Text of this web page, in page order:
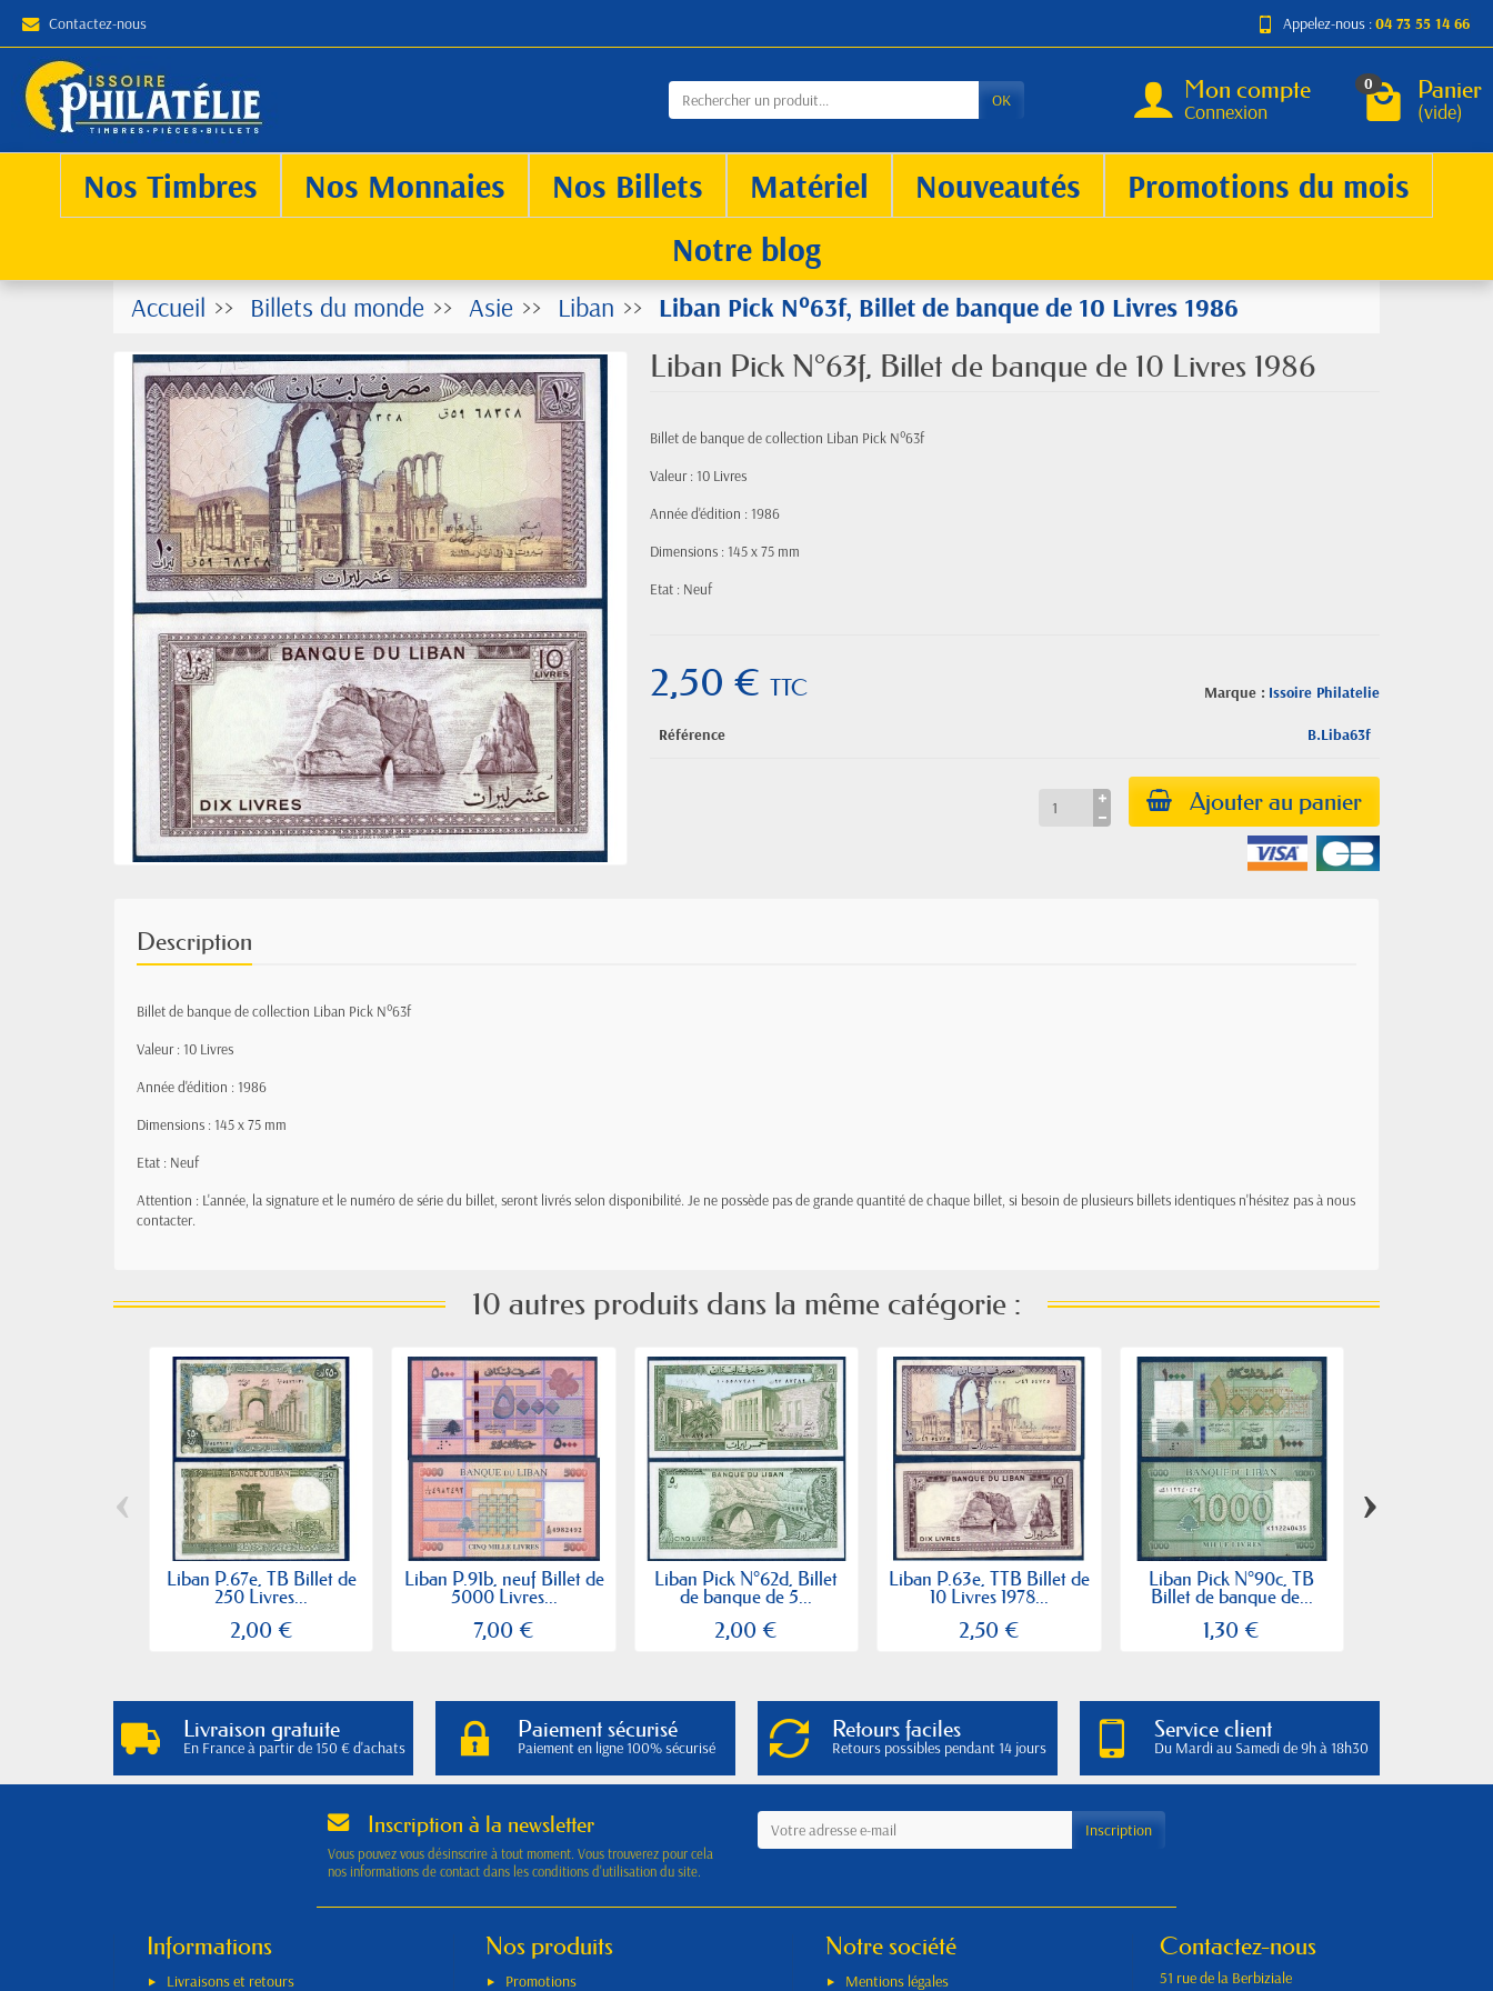
Contactez-nous Appelez-nous :04 73 55 14 66
OK Mon compte
Connexion
0 Panier
(vide)
Nos Timbres Nos Monnaies Nos Billets Matériel Nouveautés
Promotions du mois
Notre blog
Accueil Billets du monde Asie Liban Liban Pick N°63f, Billet de banque de 10 Livres 1986
Liban Pick N°63f, Billet de banque de 10 Livres 1986
Billet de banque de collection Liban Pick N°63f
Valeur : 10 Livres
Année d'édition : 1986
Dimensions : 145 x 75 mm
Etat : Neuf
Marque : Issoire Philatelie
2,50 €TTC
Référence B.Liba63f
Ajouter au panier
Description
Billet de banque de collection Liban Pick N°63f
Valeur : 10 Livres
Année d'édition : 1986
Dimensions : 145 x 75 mm
Etat : Neuf
Attention : L'année, la signature et le numéro de série du billet, seront livrés selon disponibilité. Je ne possède pas de grande quantité de chaque billet, si besoin de plusieurs billets identiques n'hésitez pas à nous
contacter.
10 autres produits dans la même catégorie :
Liban P.67e, TB Billet de
250 Livres...
2,00 €
Liban P.91b, neuf Billet de
5000 Livres...
7,00 €
Liban Pick N°62d, Billet
de banque de 5...
2,00 €
Liban P.63e, TTB Billet de
10 Livres 1978...
2,50 €
Liban Pick N°90c, TB
Billet de banque de...
1,30 €
‹ ›
Livraison gratuite
En France à partir de 150 € d'achats
Paiement sécurisé
Paiement en ligne 100% sécurisé
Retours faciles
Retours possibles pendant 14 jours
Service client
Du Mardi au Samedi de 9h à 18h30
Inscription à la newsletter
Vous pouvez vous désinscrire à tout moment. Vous trouverez pour cela
nos informations de contact dans les conditions d'utilisation du site.
Informations
Livraisons et retours
Nos produits
Promotions
Notre société
Mentions légales
Contactez-nous
51 rue de la Berbiziale